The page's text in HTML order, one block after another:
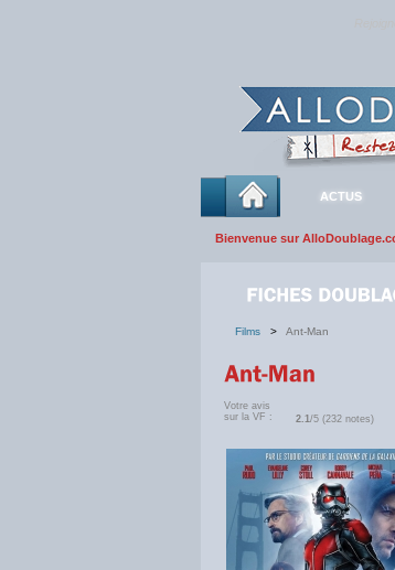
ACTUS
Bienvenue sur
Films > Ant-Man
Votre avis
sur la VF :
2.1/5 (232 notes)